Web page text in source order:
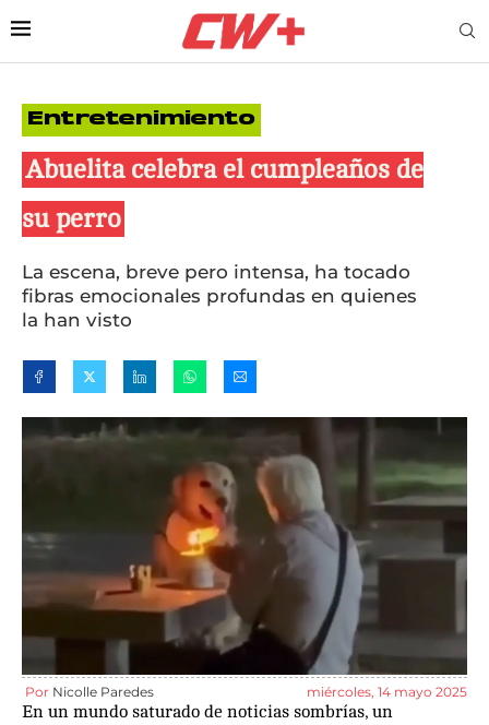
Entretenimiento
Abuelita celebra el cumpleaños de
su perro
La escena, breve pero intensa, ha tocado
fibras emocionales profundas en quienes
la han visto
Por Nicolle Paredes miércoles, 14 mayo 2025
En un mundo saturado de noticias sombrías, un